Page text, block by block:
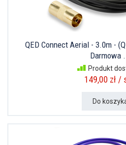
QED Connect Aerial - 3.0m -
Darmowa
Produkt
149,00 zł /
Do